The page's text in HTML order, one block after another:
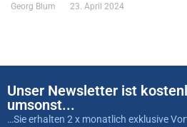
Georg Blum 23. April 2024
Unser Newsletter ist
umsonst...
…Sie erhalten 2 x monatlich exklusive